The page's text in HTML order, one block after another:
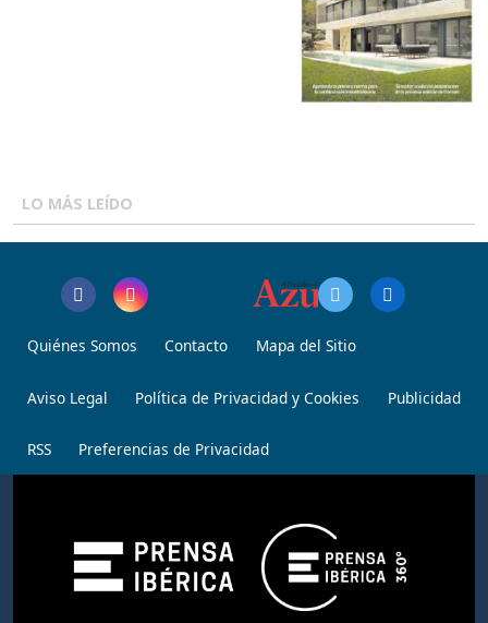
LO MÁS LEÍDO
Quiénes Somos Contacto Mapa del Sitio
Aviso Legal Política de Privacidad y Cookies Publicidad
RSS Preferencias de Privacidad